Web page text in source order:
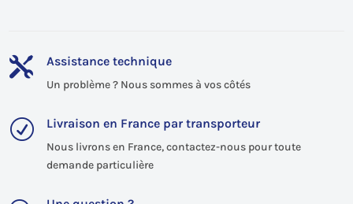
 Assistance technique
Un problème ? Nous sommes à vos côtés
R Livraison en France par transporteur
Nous livrons en France, contactez-nous pour toute
demande particulière